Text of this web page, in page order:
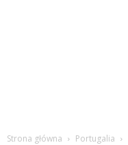
Strona główna Portugalia